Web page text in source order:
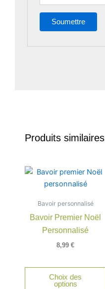
Produits similaires
Bavoir personnalisé
Bavoir Premier Noël
Personnalisé
8,99 €
Choix des
options